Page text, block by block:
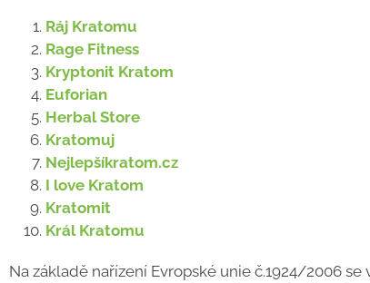
Ráj Kratomu
Rage Fitness
Kryptonit Kratom
Euforian
Herbal Store
Kratomuj
Nejlepšíkratom.cz
I love Kratom
Kratomit
Král Kratomu
Na základě nařízení Evropské unie č.1924/2006